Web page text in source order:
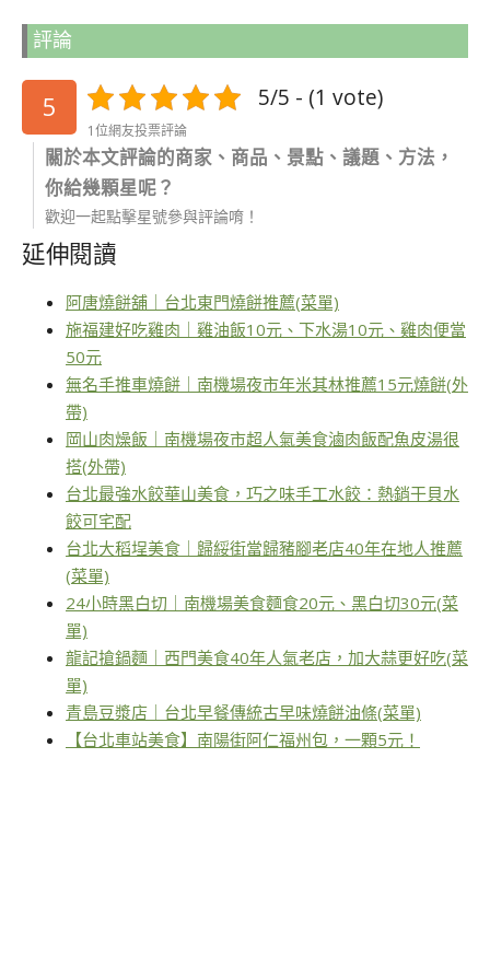
評論
5 5/5 - (1 vote)
1位網友投票評論
關於本文評論的商家、商品、景點、議題、方法，
你給幾顆星呢？
歡迎一起點擊星號參與評論唷！
延伸閱讀
阿唐燒餅舖｜台北東門燒餅推薦(菜單)
施福建好吃雞肉｜雞油飯10元、下水湯10元、雞肉便當
50元
無名手推車燒餅｜南機場夜市年米其林推薦15元燒餅(外
帶)
岡山肉燥飯｜南機場夜市超人氣美食滷肉飯配魚皮湯很
搭(外帶)
台北最強水餃華山美食，巧之味手工水餃：熱銷干貝水
餃可宅配
台北大稻埕美食｜歸綏街當歸豬腳老店40年在地人推薦
(菜單)
24小時黑白切｜南機場美食麵食20元、黑白切30元(菜
單)
龍記搶鍋麵｜西門美食40年人氣老店，加大蒜更好吃(菜
單)
青島豆漿店｜台北早餐傳統古早味燒餅油條(菜單)
【台北車站美食】南陽街阿仁福州包，一顆5元！